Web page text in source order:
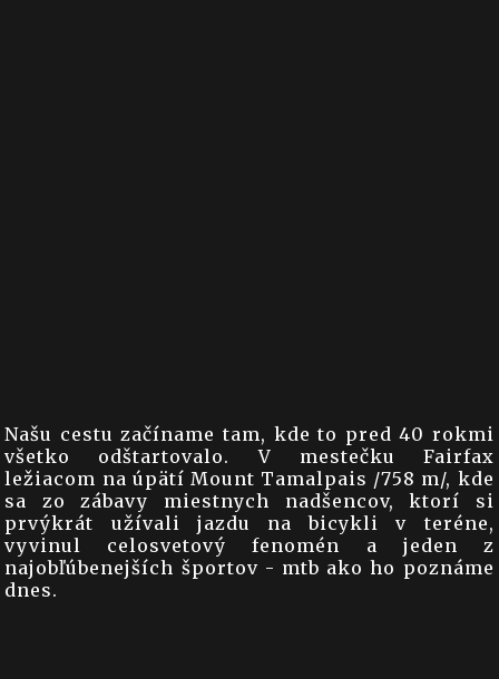
Našu cestu začíname tam, kde to pred 40 rokmi
všetko odštartovalo. V mestečku Fairfax
ležiacom na úpätí Mount Tamalpais /758 m/, kde
sa zo zábavy miestnych nadšencov, ktorí si
prvýkrát užívali jazdu na bicykli v teréne,
vyvinul celosvetový fenomén a jeden z
najobľúbenejších športov - mtb ako ho poznáme
dnes.